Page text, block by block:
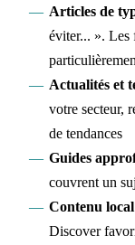
Articles de
éviter... ». Les
Actualités et
votre secteur,
de tendances
Guides
couvrent un
Contenu
Discover